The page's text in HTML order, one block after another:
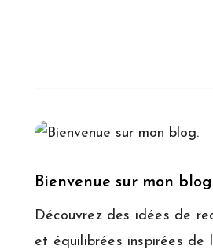
Bienvenue sur mon
Découvrez des idées de
et équilibrées inspirées de